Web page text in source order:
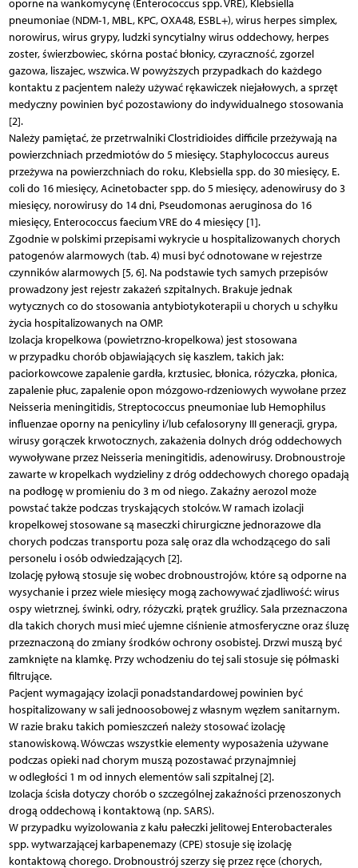
oporne na wankomycynę (Enterococcus spp. VRE), Klebsiella
pneumoniae (NDM-1, MBL, KPC, OXA48, ESBL+), wirus herpes simplex,
norowirus, wirus grypy, ludzki syncytialny wirus oddechowy, herpes
zoster, świerzbowiec, skórna postać błonicy, czyraczność, zgorzel
gazowa, liszajec, wszwica. W powyższych przypadkach do każdego
kontaktu z pacjentem należy używać rękawiczek niejałowych, a sprzęt
medyczny powinien być pozostawiony do indywidualnego stosowania
[2].
Należy pamiętać, że przetrwalniki Clostridioides difficile przeżywają na
powierzchniach przedmiotów do 5 miesięcy. Staphylococcus aureus
przeżywa na powierzchniach do roku, Klebsiella spp. do 30 miesięcy, E.
coli do 16 miesięcy, Acinetobacter spp. do 5 miesięcy, adenowirusy do 3
miesięcy, norowirusy do 14 dni, Pseudomonas aeruginosa do 16
miesięcy, Enterococcus faecium VRE do 4 miesięcy [1].
Zgodnie w polskimi przepisami wykrycie u hospitalizowanych chorych
patogenów alarmowych (tab. 4) musi być odnotowane w rejestrze
czynników alarmowych [5, 6]. Na podstawie tych samych przepisów
prowadzony jest rejestr zakażeń szpitalnych. Brakuje jednak
wytycznych co do stosowania antybiotykoterapii u chorych u schyłku
życia hospitalizowanych na OMP.
Izolacja kropelkowa (powietrzno-kropelkowa) jest stosowana
w przypadku chorób objawiających się kaszlem, takich jak:
paciorkowcowe zapalenie gardła, krztusiec, błonica, różyczka, płonica,
zapalenie płuc, zapalenie opon mózgowo-rdzeniowych wywołane przez
Neisseria meningitidis, Streptococcus pneumoniae lub Hemophilus
influenzae oporny na penicyliny i/lub cefalosoryny III generacji, grypa,
wirusy gorączek krwotocznych, zakażenia dolnych dróg oddechowych
wywoływane przez Neisseria meningitidis, adenowirusy. Drobnoustroje
zawarte w kropelkach wydzieliny z dróg oddechowych chorego opadają
na podłogę w promieniu do 3 m od niego. Zakaźny aerozol może
powstać także podczas tryskających stolców. W ramach izolacji
kropelkowej stosowane są maseczki chirurgiczne jednorazowe dla
chorych podczas transportu poza salę oraz dla wchodzącego do sali
personelu i osób odwiedzających [2].
Izolację pyłową stosuje się wobec drobnoustrojów, które są odporne na
wysychanie i przez wiele miesięcy mogą zachowywać zjadliwość: wirus
ospy wietrznej, świnki, odry, różyczki, prątek gruźlicy. Sala przeznaczona
dla takich chorych musi mieć ujemne ciśnienie atmosferyczne oraz śluzę
przeznaczoną do zmiany środków ochrony osobistej. Drzwi muszą być
zamknięte na klamkę. Przy wchodzeniu do tej sali stosuje się półmaski
filtrujące.
Pacjent wymagający izolacji ponadstandardowej powinien być
hospitalizowany w sali jednoosobowej z własnym węzłem sanitarnym.
W razie braku takich pomieszczeń należy stosować izolację
stanowiskową. Wówczas wszystkie elementy wyposażenia używane
podczas opieki nad chorym muszą pozostawać przynajmniej
w odległości 1 m od innych elementów sali szpitalnej [2].
Izolacja ścisła dotyczy chorób o szczególnej zakaźności przenoszonych
drogą oddechową i kontaktową (np. SARS).
W przypadku wyizolowania z kału pałeczki jelitowej Enterobacterales
spp. wytwarzającej karbapenemazy (CPE) stosuje się izolację
kontaktową chorego. Drobnoustrój szerzy się przez ręce (chorych,